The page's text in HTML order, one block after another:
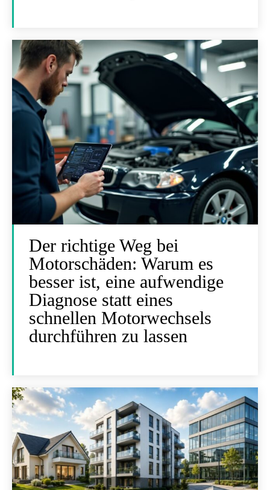
Der richtige Weg bei
Motorschäden: Warum es
besser ist, eine aufwendige
Diagnose statt eines
schnellen Motorwechsels
durchführen zu lassen